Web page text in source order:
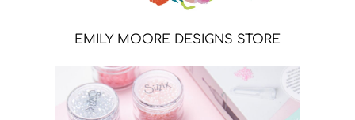
EMILY MOORE DESIGNS STORE